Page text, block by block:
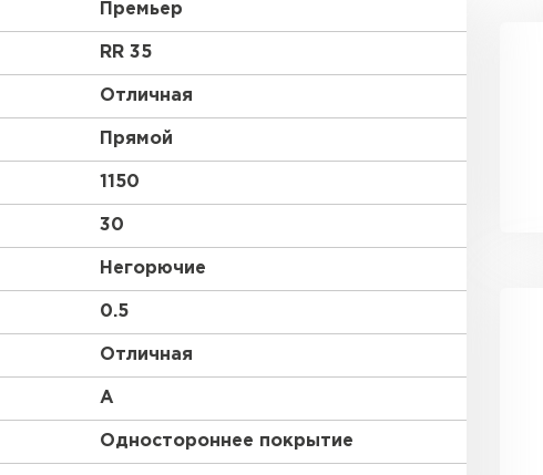
Премьер
RR 35
Отличная
Прямой
1150
30
Негорючие
0.5
Отличная
A
Одностороннее покрытие